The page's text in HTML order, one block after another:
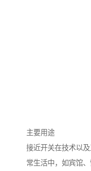
主要用途
接近开关在技术以
常生活中，如宾馆